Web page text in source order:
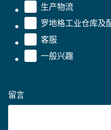
生产物流
罗地格工业仓库及
客服
一般兴趣
留言